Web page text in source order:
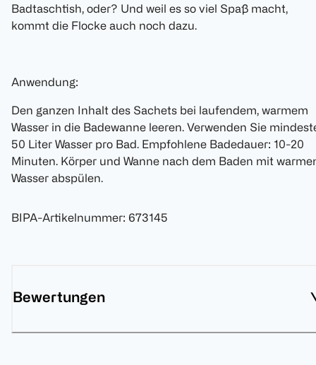
Badtaschtish, oder? Und weil es so viel Spaß macht,
kommt die Flocke auch noch dazu.
Anwendung:
Den ganzen Inhalt des Sachets bei laufendem, warmem
Wasser in die Badewanne leeren. Verwenden Sie
50 Liter Wasser pro Bad. Empfohlene Badedauer: 10-20
Minuten. Körper und Wanne nach dem Baden mit
Wasser abspülen.
BIPA-Artikelnummer: 673145
Bewertungen